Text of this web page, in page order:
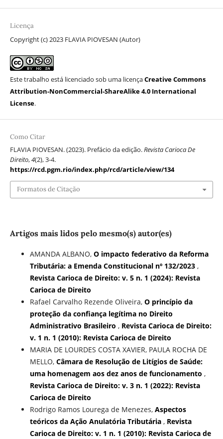
Licença
Copyright (c) 2023 FLAVIA PIOVESAN (Autor)
Este trabalho está licenciado sob uma licençaCreative Commons
Attribution-NonCommercial-ShareAlike 4.0 International
License.
Como Citar
FLAVIA PIOVESAN. (2023). Prefácio da edição.Revista Carioca De
Direito,4(2), 3-4.
https://rcd.pgm.rio/index.php/rcd/article/view/134
Formatos de Citação
Artigos mais lidos pelo mesmo(s) autor(es)
AMANDA ALBANO, O impacto federativo da Reforma
Tributária: a Emenda Constitucional nº 132/2023 ,
Revista Carioca de Direito: v. 5 n. 1 (2024): Revista
Carioca de Direito
Rafael Carvalho Rezende Oliveira, O princípio da
proteção da confiança legítima no Direito
Administrativo Brasileiro , Revista Carioca de Direito:
v. 1 n. 1 (2010): Revista Carioca de Direito
MARIA DE LOURDES COSTA XAVIER, PAULA ROCHA DE
MELLO, Câmara de Resolução de Litígios de Saúde:
uma homenagem aos dez anos de funcionamento ,
Revista Carioca de Direito: v. 3 n. 1 (2022): Revista
Carioca de Direito
Rodrigo Ramos Lourega de Menezes, Aspectos
teóricos da Ação Anulatória Tributária , Revista
Carioca de Direito: v. 1 n. 1 (2010): Revista Carioca de